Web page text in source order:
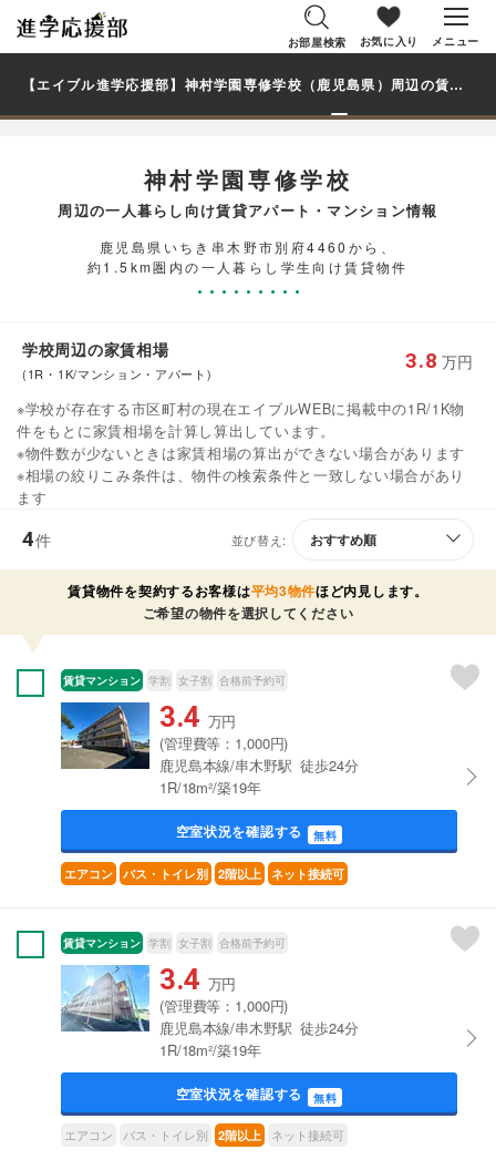
お部屋検索 お気に入り メニュー
【エイブル進学応援部】神村学園専修学校（鹿児島県）周辺の賃貸を探す｜学生・大学生の一人暮らし向け賃貸マンション・アパート
神村学園専修学校
周辺の一人暮らし向け賃貸アパート・マンション情報
鹿児島県いちき串木野市別府4460から、
約1.5km圏内の一人暮らし学生向け賃貸物件
学校周辺の家賃相場
(1R・1K/マンション・アパート)
3.8 万円
※学校が存在する市区町村の現在エイブルWEBに掲載中の1R/1K物
件をもとに家賃相場を計算し算出しています。
※物件数が少ないときは家賃相場の算出ができない場合があります
※相場の絞りこみ条件は、物件の検索条件と一致しない場合があり
ます
4件 並び替え:
賃貸物件を契約するお客様は平均3物件ほど内見します。
ご希望の物件を選択してください
賃貸マンション 学割 女子割 合格前予約可
3.4 万円
(管理費等：1,000円)
鹿児島本線/串木野駅 徒歩24分
1R/18m²/築19年
空室状況を確認する 無料
エアコン バス・トイレ別 2階以上 ネット接続可
賃貸マンション 学割 女子割 合格前予約可
3.4 万円
(管理費等：1,000円)
鹿児島本線/串木野駅 徒歩24分
1R/18m²/築19年
空室状況を確認する 無料
エアコン バス・トイレ別 2階以上 ネット接続可